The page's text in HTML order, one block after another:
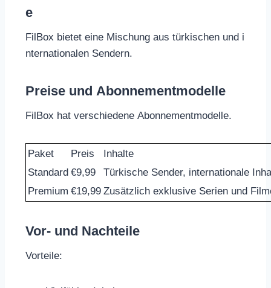
e
FilBox bietet eine Mischung aus türkischen und i
nternationalen Sendern.
Preise und Abonnementmodelle
FilBox hat verschiedene Abonnementmodelle.
Paket Preis
Inhalte
Standard €9,99
Türkische Sender, internationale
Premium €19,99 Zusätzlich exklusive Serien und
Vor- und Nachteile
Vorteile: